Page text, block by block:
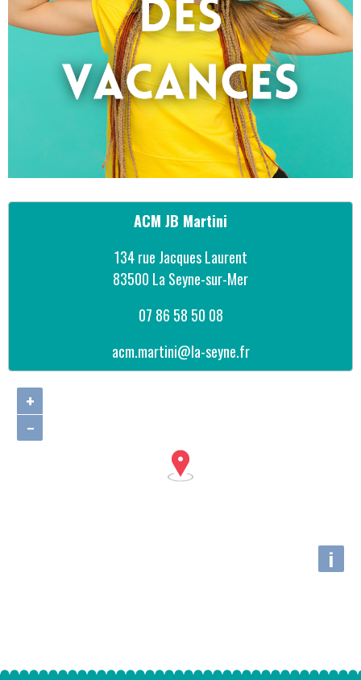
ACM JB Martini
134 rue Jacques Laurent
83500 La Seyne-sur-Mer
07 86 58 50 08
acm.martini@la-seyne.fr
+
−
i